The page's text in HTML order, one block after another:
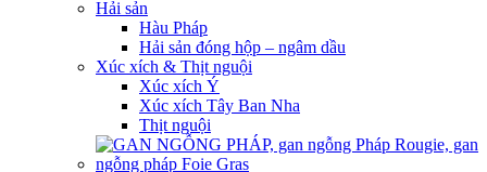
Hải sản
Hàu Pháp
Hải sản đóng hộp – ngâm dầu
Xúc xích & Thịt nguội
Xúc xích Ý
Xúc xích Tây Ban Nha
Thịt nguội